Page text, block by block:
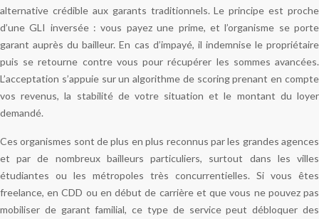
alternative crédible aux garants traditionnels. Le principe est proche
d’une GLI inversée : vous payez une prime, et l’organisme se porte
garant auprès du bailleur. En cas d’impayé, il indemnise le propriétaire
puis se retourne contre vous pour récupérer les sommes avancées.
L’acceptation s’appuie sur un algorithme de scoring prenant en compte
vos revenus, la stabilité de votre situation et le montant du loyer
demandé.
Ces organismes sont de plus en plus reconnus par les grandes agences
et par de nombreux bailleurs particuliers, surtout dans les villes
étudiantes ou les métropoles très concurrentielles. Si vous êtes
freelance, en CDD ou en début de carrière et que vous ne pouvez pas
mobiliser de garant familial, ce type de service peut débloquer des